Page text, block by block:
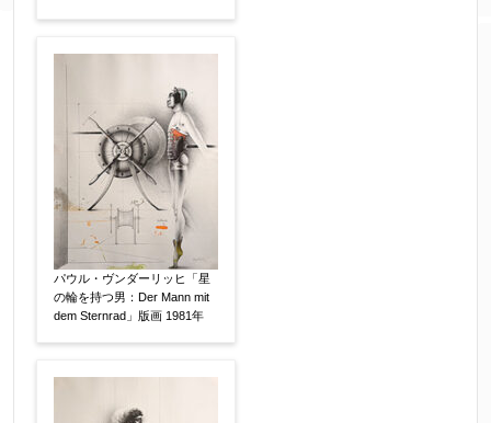
※添付画像は5MBまでのjpg、gif、pig、pdf形式
にてお送りください。
れてくる送信確認メール記載のアドレスからもお
送り頂けます。
お客様情報をご入力ください。
▼
パウル・ヴンダーリッヒ「星
の輪を持つ男：Der Mann mit
dem Sternrad」版画 1981年